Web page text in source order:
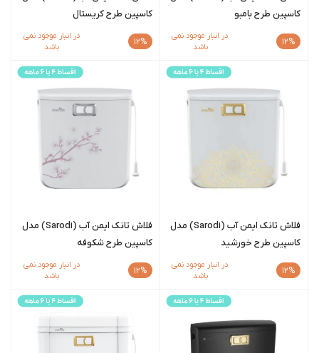
کاسپین طرح بامبو
12%
در انبار موجود نمی
باشد
کاسپین طرح کریستال
12%
در انبار موجود نمی
باشد
فلاش تانک ایمن آب (Sarodi) مدل
کاسپین طرح خورشید
12%
در انبار موجود نمی
باشد
فلاش تانک ایمن آب (Sarodi) مدل
کاسپین طرح شکوفه
12%
در انبار موجود نمی
باشد